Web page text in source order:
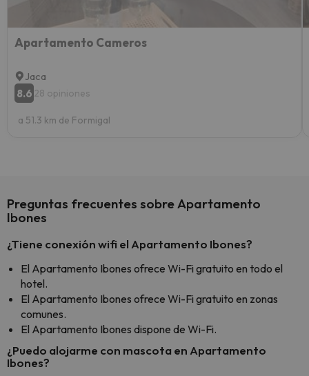
Apartamento Cameros
Jaca
8.6 28 opiniones
a 51.3 km de Formigal
Preguntas frecuentes sobre Apartamento
Ibones
¿Tiene conexión wifi el Apartamento Ibones?
El Apartamento Ibones ofrece Wi-Fi gratuito en todo el
hotel.
El Apartamento Ibones ofrece Wi-Fi gratuito en zonas
comunes.
El Apartamento Ibones dispone de Wi-Fi.
¿Puedo alojarme con mascota en Apartamento
Ibones?